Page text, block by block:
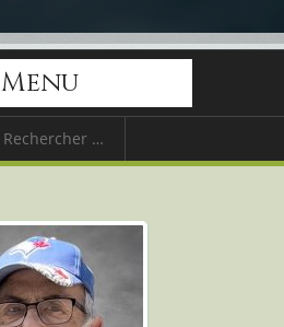
Menu